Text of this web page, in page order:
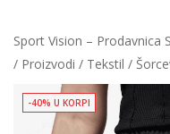
Sport Vision –
Proizvodi
Tekstil
-40% U KORPI